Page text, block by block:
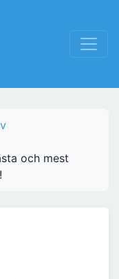
och mest